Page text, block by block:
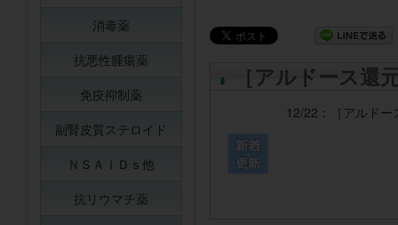
［アルドース還
12/22： ［アルド
消毒薬
抗悪性腫瘍薬
免疫抑制薬
副腎皮質ステロイド
ＮＳＡＩＤｓ他
抗リウマチ薬